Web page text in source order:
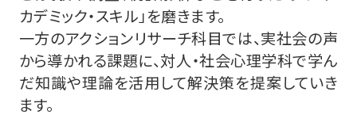
カデミック・スキル」を磨きます。
一方のアクションリサーチ科目では、実社会の声
から導かれる課題に、対人・社会心理学科で学ん
だ知識や理論を活用して解決策を提案していき
ます。